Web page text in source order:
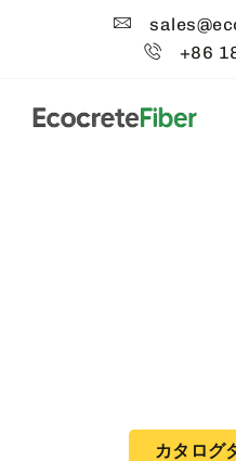
+86
カタログ